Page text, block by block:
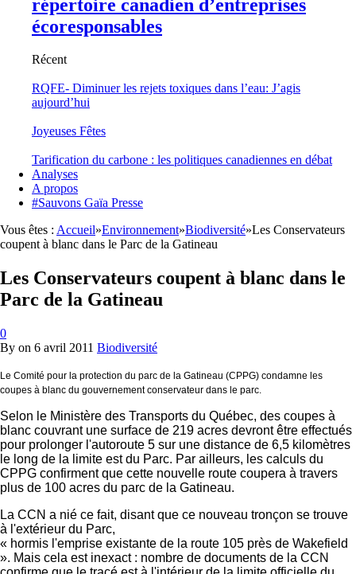
répertoire canadien d’entreprises
écoresponsables
Récent
RQFE- Diminuer les rejets toxiques dans l’eau: J’agis
aujourd’hui
Joyeuses Fêtes
Tarification du carbone : les politiques canadiennes en débat
Analyses
A propos
#Sauvons Gaïa Presse
Vous êtes : Accueil»Environnement»Biodiversité»Les Conservateurs
coupent à blanc dans le Parc de la Gatineau
Les Conservateurs coupent à blanc dans le
Parc de la Gatineau
0
By on 6 avril 2011 Biodiversité
Le Comité pour la protection du parc de la Gatineau (CPPG) condamne les
coupes à blanc du gouvernement conservateur dans le parc.
Selon le Ministère des Transports du Québec, des coupes à
blanc couvrant une surface de 219 acres devront être effectués
pour prolonger l'autoroute 5 sur une distance de 6,5 kilomètres
le long de la limite est du Parc. Par ailleurs, les calculs du
CPPG confirment que cette nouvelle route coupera à travers
plus de 100 acres du parc de la Gatineau.
La CCN a nié ce fait, disant que ce nouveau tronçon se trouve
à l'extérieur du Parc,
« hormis l'emprise existante de la route 105 près de Wakefield
». Mais cela est inexact : nombre de documents de la CCN